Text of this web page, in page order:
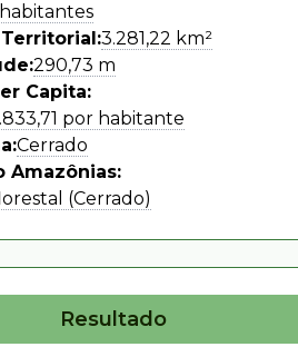
3.281,22 km²
290,73 m
Capita:
por habitante
Cerrado
Amazônias:
(Cerrado)
Resultado